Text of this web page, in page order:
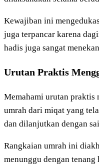
Kewajiban ini
juga terpancar karena
hadis juga sangat
Urutan Praktis
Memahami urutan praktis
umrah dari miqat yang
dan dilanjutkan dengan
Rangkaian umrah ini
menunggu dengan